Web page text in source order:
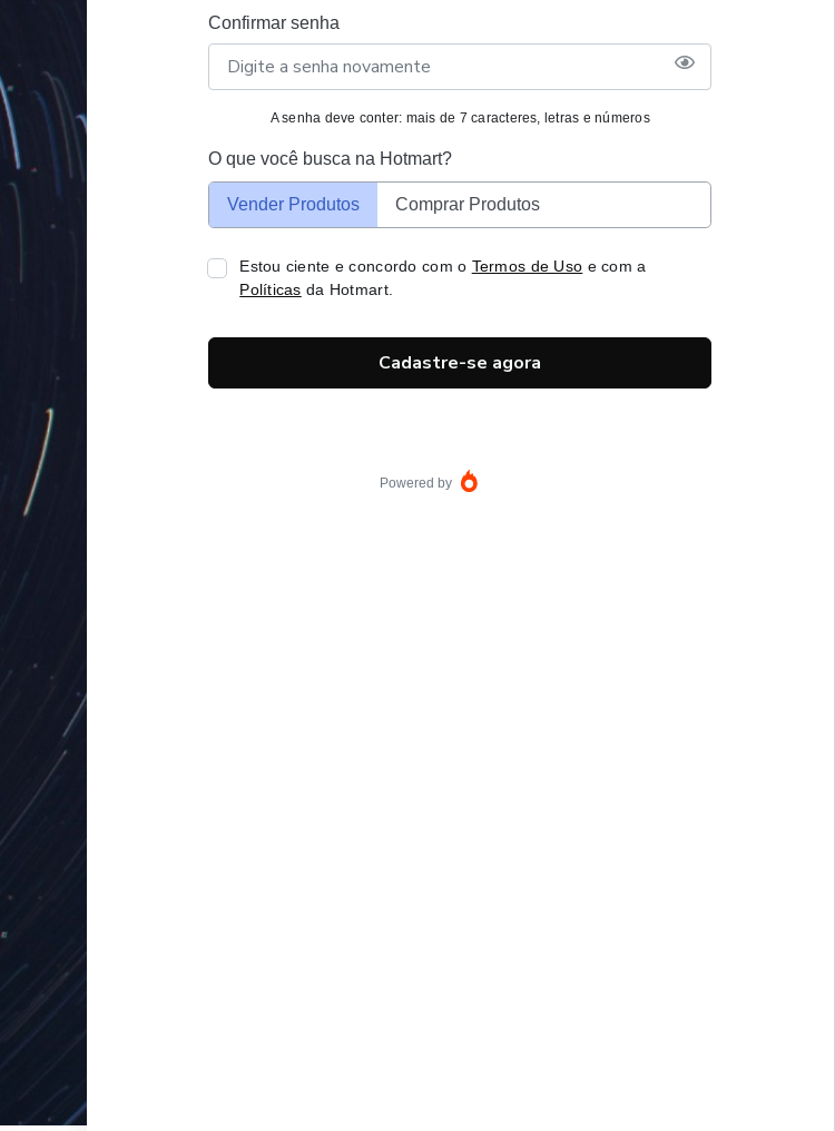
Confirmar senha
A senha deve conter: mais de 7 caracteres, letras e números
O que você busca na Hotmart?
Vender Produtos Comprar Produtos
Estou ciente e concordo com o Termos de Uso e com a
Políticas da Hotmart.
Cadastre-se agora
Powered by